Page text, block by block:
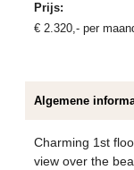
Prijs:
€2.320,- per
Algemene
Charming 1st
view over the